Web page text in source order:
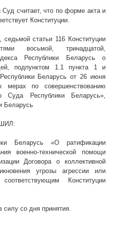
считает, что по форме акта и
Конституции.
седьмой статьи 116 Конституции
восьмой, тринадцатой,
Республики Беларусь о
подпунктом 1.1 пункта 1 и
Беларусь от 26 июня
по совершенствованию
Суда Республики Беларусь»,
Беларусь
Беларусь «О ратификации
военно-технической помощи
Договора о коллективной
угрозы агрессии или
Конституции
силу со дня принятия.